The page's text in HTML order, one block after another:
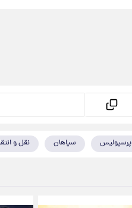
پرسپولیس سپاهان نقل و